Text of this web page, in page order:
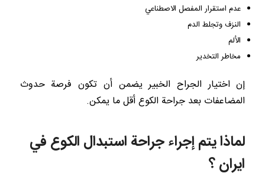
عدم استقرار المفصل الاصطناعي
النزف وتجلط الدم
الألم
مخاطر التخدير
إن اختيار الجراح الخبير يضمن أن تكون فرصة حدوث
المضاعفات بعد جراحة الكوع أقل ما يمكن.
لماذا يتم إجراء جراحة استبدال الكوع في
ايران ؟